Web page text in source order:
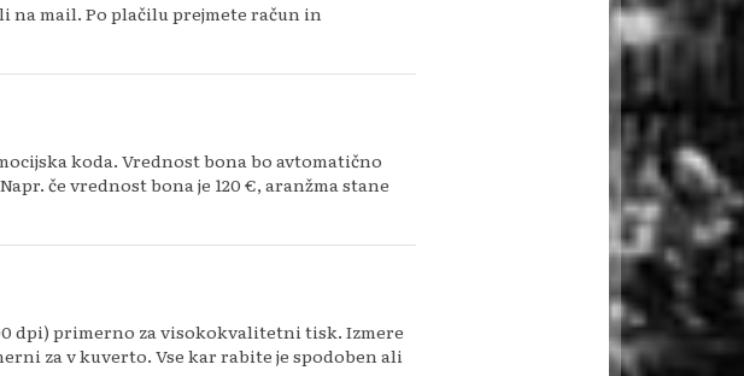
na mail. Po plačilu prejmete račun in
koda. Vrednost bona bo avtomatično
če vrednost bona je 120 €, aranžma stane
dpi) primerno za visokokvalitetni tisk. Izmere
za v kuverto. Vse kar rabite je spodoben ali